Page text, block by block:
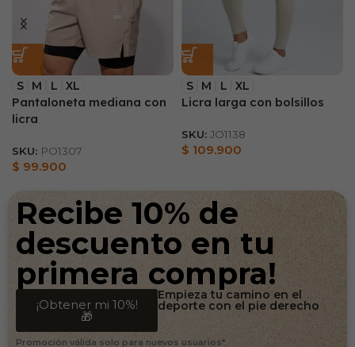
S M L XL
Pantaloneta mediana con
licra
SKU: PO1307
$ 99.900
S M L XL
Licra larga con bolsillos
SKU: JO1138
$ 109.900
Recibe 10% de
descuento en tu
primera compra!
¡Obtener mi 10%!
🎁
Empieza tu camino en el
deporte con el pie derecho
Promoción válida solo para nuevos usuarios*